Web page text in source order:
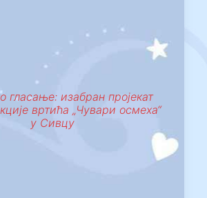
гласање: изабран пројекат
вртића „Чувари осмеха“
у Сивцу